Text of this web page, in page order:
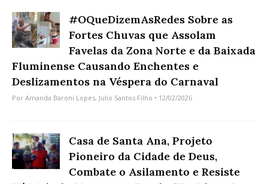
#OQueDizemAsRedes Sobre as
Fortes Chuvas que Assolam
Favelas da Zona Norte e da Baixada
Fluminense Causando Enchentes e
Deslizamentos na Véspera do Carnaval
Por Amanda Baroni Lopes, Julio Santos Filho • 12/02/2026
Casa de Santa Ana, Projeto
Pioneiro da Cidade de Deus,
Combate o Asilamento e Resiste